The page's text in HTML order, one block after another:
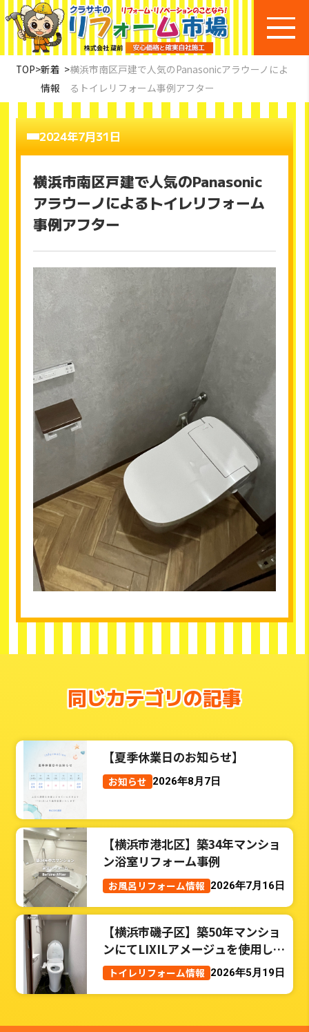
TOP>新着
情報
>横浜市南区戸建で人気のPanasonicアラウーノによ
るトイレリフォーム事例アフター
2024年7月31日
横浜市南区戸建で人気のPanasonic
アラウーノによるトイレリフォーム
事例アフター
同じカテゴリの記事
【夏季休業日のお知らせ】
お知らせ 2026年8月7日
【横浜市港北区】築34年マンショ
ン浴室リフォーム事例
お風呂リフォーム情報 2026年7月16日
【横浜市磯子区】築50年マンショ
ンにてLIXILアメージュを使用した
トイレリフォーム事例
トイレリフォーム情報 2026年5月19日